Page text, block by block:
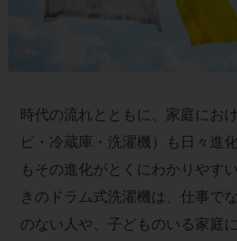
時代の流れとともに、家庭にお
ビ・冷蔵庫・洗濯機）も日々進
もその進化がとくにわかりやす
きのドラム式洗濯機は、仕事で
のない人や、子どものいる家庭